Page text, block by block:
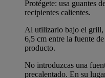
Protégete: usa guantes
recipientes calientes.
Al utilizarlo bajo el grill,
6,5 cm entre la fuente
producto.
No introduzcas una
precalentado. En su